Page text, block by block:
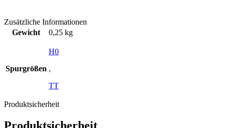
Zusätzliche Informationen
Gewicht
0,25 kg
Spurgrößen
H0
,
TT
Produktsicherheit